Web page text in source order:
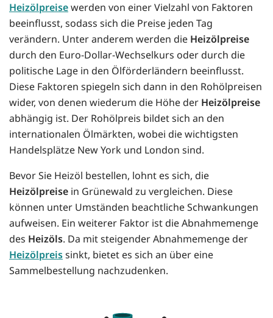
Heizölpreisewerden von einer Vielzahl von Faktoren
beeinflusst, sodass sich die Preise jeden Tag
verändern. Unter anderem werden die Heizölpreise
durch den Euro-Dollar-Wechselkurs oder durch die
politische Lage in den Ölförderländern beeinflusst.
Diese Faktoren spiegeln sich dann in den Rohölpreisen
wider, von denen wiederum die Höhe der Heizölpreise
abhängig ist. Der Rohölpreis bildet sich an den
internationalen Ölmärkten, wobei die wichtigsten
Handelsplätze New York und London sind.
Bevor Sie Heizöl bestellen, lohnt es sich, die
Heizölpreise in Grünewald zu vergleichen. Diese
können unter Umständen beachtliche Schwankungen
aufweisen. Ein weiterer Faktor ist die Abnahmemenge
des Heizöls. Da mit steigender Abnahmemenge der
Heizölpreissinkt, bietet es sich an über eine
Sammelbestellung nachzudenken.